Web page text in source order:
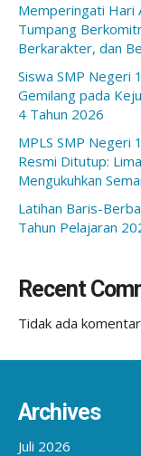
Memperingati Hari
Tumpang
Berkarakter, dan
Siswa SMP Negeri
Gemilang pada
4 Tahun 2026
MPLS SMP Negeri
Resmi Ditutup:
Mengukuhkan
Latihan Baris-
Tahun Pelajaran
Recent
Tidak ada
Archives
Juli 2026